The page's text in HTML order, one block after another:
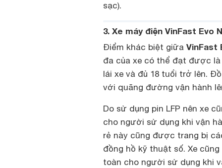
sạc).
3. Xe máy điện VinFast Evo
Điểm khác biệt giữa VinFast
đa của xe có thể đạt được là
lái xe và đủ 18 tuổi trở lên.
với quãng đường vận hành
Do sử dụng pin LFP nên xe
cho người sử dụng khi vận
rẻ này cũng được trang bị
đồng hồ kỹ thuật số. Xe
toàn cho người sử dụng khi